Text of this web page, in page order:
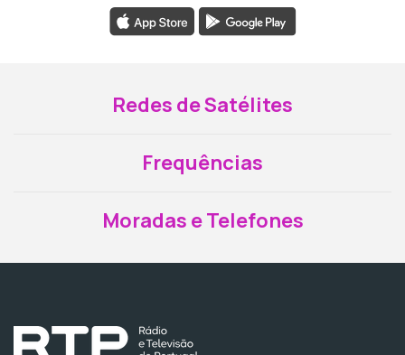
Redes de Satélites
Frequências
Moradas e Telefones